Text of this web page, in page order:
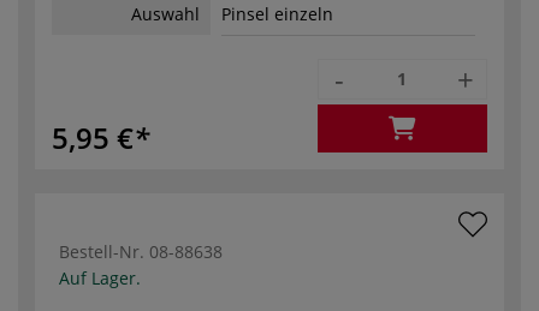
Auswahl Pinsel einzeln
5,95 €
- +
Bestell-Nr. 08-88638
Auf Lager.